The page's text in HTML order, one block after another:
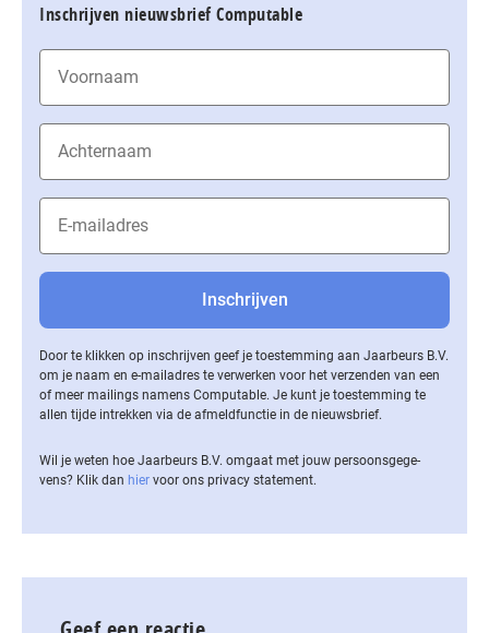
Inschrijven nieuwsbrief Computable
Door te klikken op inschrijven geef je toestemming aan Jaarbeurs B.V.
om je naam en e-mailadres te verwerken voor het verzenden van een
of meer mailings namens Computable. Je kunt je toestemming te
allen tijde intrekken via de af­meld­func­tie in de nieuwsbrief.
Wil je weten hoe Jaarbeurs B.V. omgaat met jouw per­soons­ge­ge­
vens? Klik dan hier voor ons privacy statement.